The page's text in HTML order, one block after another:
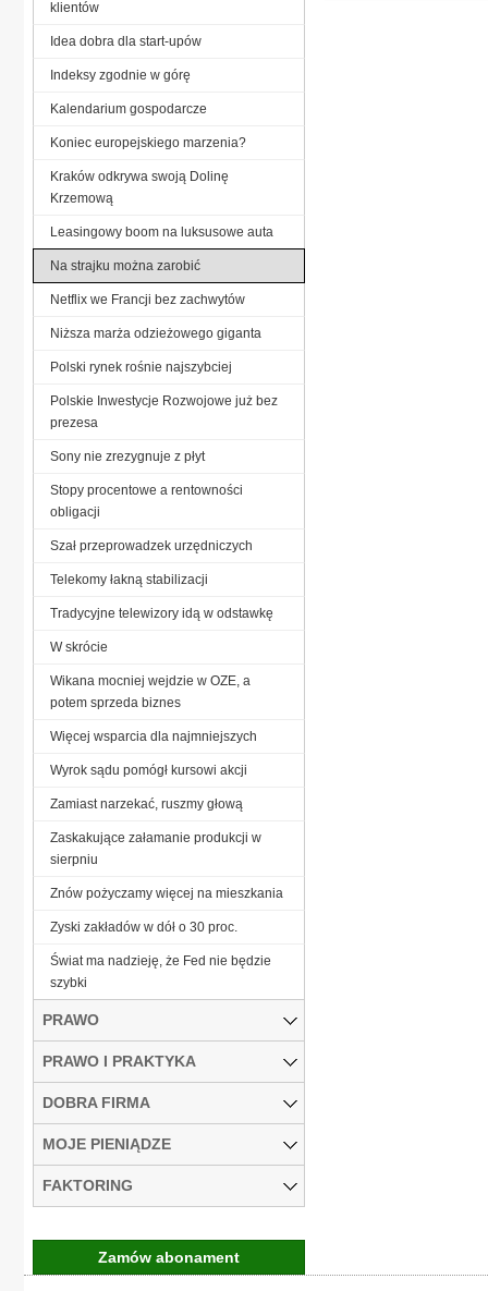
klientów
Idea dobra dla start-upów
Indeksy zgodnie w górę
Kalendarium gospodarcze
Koniec europejskiego marzenia?
Kraków odkrywa swoją Dolinę
Krzemową
Leasingowy boom na luksusowe auta
Na strajku można zarobić
Netflix we Francji bez zachwytów
Niższa marża odzieżowego giganta
Polski rynek rośnie najszybciej
Polskie Inwestycje Rozwojowe już bez
prezesa
Sony nie zrezygnuje z płyt
Stopy procentowe a rentowności
obligacji
Szał przeprowadzek urzędniczych
Telekomy łakną stabilizacji
Tradycyjne telewizory idą w odstawkę
W skrócie
Wikana mocniej wejdzie w OZE, a
potem sprzeda biznes
Więcej wsparcia dla najmniejszych
Wyrok sądu pomógł kursowi akcji
Zamiast narzekać, ruszmy głową
Zaskakujące załamanie produkcji w
sierpniu
Znów pożyczamy więcej na mieszkania
Zyski zakładów w dół o 30 proc.
Świat ma nadzieję, że Fed nie będzie
szybki
PRAWO
PRAWO I PRAKTYKA
DOBRA FIRMA
MOJE PIENIĄDZE
FAKTORING
Zamów abonament